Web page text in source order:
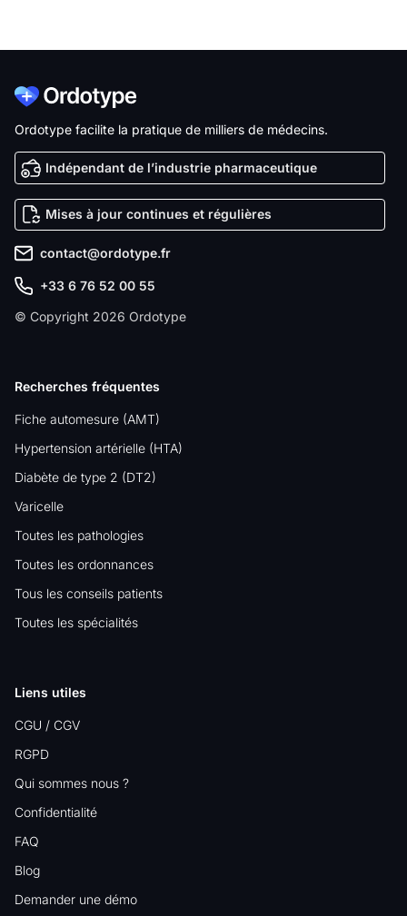
Ordotype facilite la pratique de milliers de médecins.
Indépendant de l’industrie pharmaceutique
Mises à jour continues et régulières
contact@ordotype.fr
+33 6 76 52 00 55
© Copyright 2026 Ordotype
Recherches fréquentes
Fiche automesure (AMT)
Hypertension artérielle (HTA)
Diabète de type 2 (DT2)
Varicelle
Toutes les pathologies
Toutes les ordonnances
Tous les conseils patients
Toutes les spécialités
Liens utiles
CGU / CGV
RGPD
Qui sommes nous ?
Confidentialité
FAQ
Blog
Demander une démo